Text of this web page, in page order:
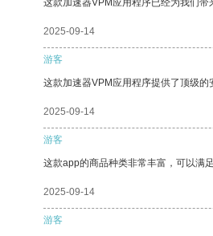
这款加速器VPM应用程序已经为我们
2025-09-14
游客
这款加速器VPM应用程序提供了顶级的
2025-09-14
游客
这款app的商品种类非常丰富，可以满
2025-09-14
游客